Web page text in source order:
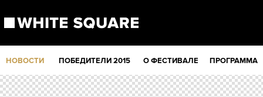
НОВОСТИ ПОБЕДИТЕЛИ 2015 О ФЕСТИВАЛЕ ПРОГРАММА